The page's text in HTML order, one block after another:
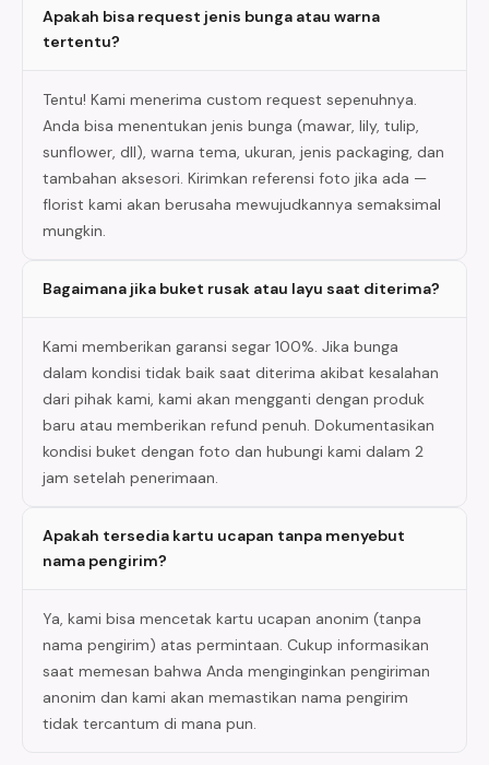
Apakah bisa request jenis bunga atau warna
tertentu?
Tentu! Kami menerima custom request sepenuhnya.
Anda bisa menentukan jenis bunga (mawar, lily, tulip,
sunflower, dll), warna tema, ukuran, jenis packaging, dan
tambahan aksesori. Kirimkan referensi foto jika ada —
florist kami akan berusaha mewujudkannya semaksimal
mungkin.
Bagaimana jika buket rusak atau layu saat diterima?
Kami memberikan garansi segar 100%. Jika bunga
dalam kondisi tidak baik saat diterima akibat kesalahan
dari pihak kami, kami akan mengganti dengan produk
baru atau memberikan refund penuh. Dokumentasikan
kondisi buket dengan foto dan hubungi kami dalam 2
jam setelah penerimaan.
Apakah tersedia kartu ucapan tanpa menyebut
nama pengirim?
Ya, kami bisa mencetak kartu ucapan anonim (tanpa
nama pengirim) atas permintaan. Cukup informasikan
saat memesan bahwa Anda menginginkan pengiriman
anonim dan kami akan memastikan nama pengirim
tidak tercantum di mana pun.